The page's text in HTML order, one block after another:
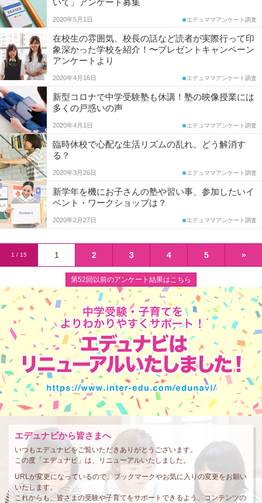
ナ
ビ
いて」アンケート募集
2020年5月1日 エデュママアンケート調査
在校生の雰囲気、校長の話など読者が実際行って印
象深かった学校を紹介！〜プレゼントキャンペーン
アンケートより
2020年4月16日 エデュママアンケート調査
新型コロナで中学受験塾も休講！塾の映像授業には
多くの戸惑いの声
2020年4月1日 エデュママアンケート調査
臨時休校で心配な生活リズムの乱れ。どう解消す
る？
2020年3月26日 エデュママアンケート調査
新学年を機にお子さんの塾や習い事、参加したいイ
ベント・ワークショップは？
2020年2月27日 エデュママアンケート調査
1 / 15 1 2 3 4 5 »
第52回以前のアンケート結果はこちら
エデュナビから皆さまへ
いつもエデュナビをご覧いただきありがとうございます。
この度「エデュナビ」は、リニューアルいたしました。
URLが変更になっているので、ブックマークやお気に入りの変更をお願い
いたします。
これからも、皆さまの受験や子育てをサポートできるよう、コンテンツの